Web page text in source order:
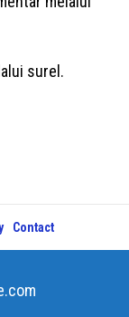
surel.
Contact